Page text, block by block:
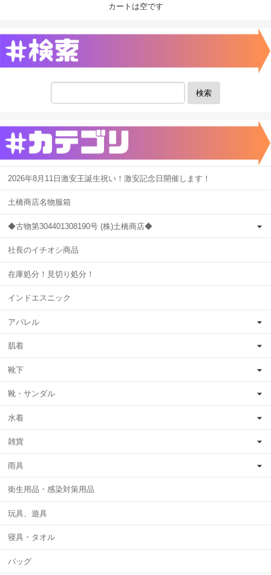
カートは空です
検索
2026年8月11日激安王誕生祝い！激安記念日開催します！
土橋商店名物服箱
◆古物第304401308190号 (株)土橋商店◆
社長のイチオシ商品
在庫処分！見切り処分！
インドエスニック
アパレル
肌着
靴下
靴・サンダル
水着
雑貨
雨具
衛生用品・感染対策用品
玩具、遊具
寝具・タオル
バッグ